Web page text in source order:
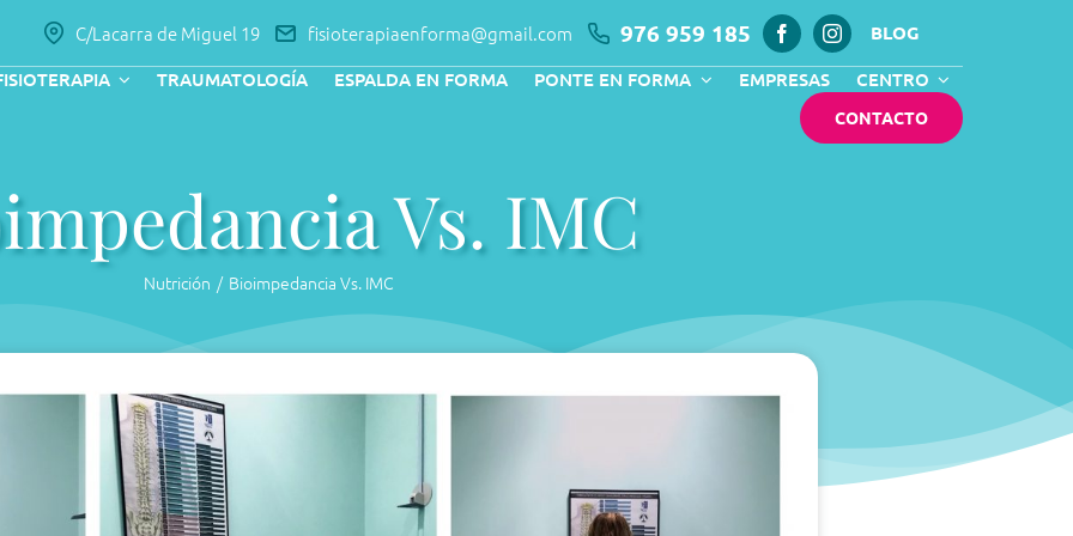
C/Lacarra de Miguel 19 fisioterapiaenforma@gmail.com 976 959 185
BLOG
TRAUMATOLOGÍA ESPALDA EN FORMA PONTE EN FORMA EMPRESAS CENTRO
CONTACTO
Vs. IMC
Nutrición Bioimpedancia Vs. IMC